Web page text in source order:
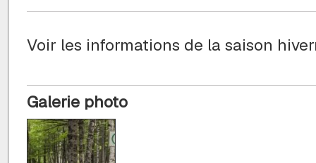
Voir les informations de la saison
Galerie photo